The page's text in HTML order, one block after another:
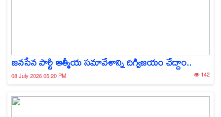
జనసేన పార్టీ ఆత్మీయ సమావేశాన్ని దిగ్విజయం చేద్దాం..
08 July 2026 05:20 PM 142